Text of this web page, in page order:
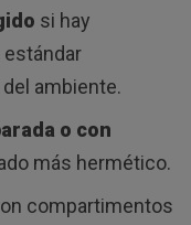
si hay
estándar
ambiente.
o con
más hermético.
compartimentos